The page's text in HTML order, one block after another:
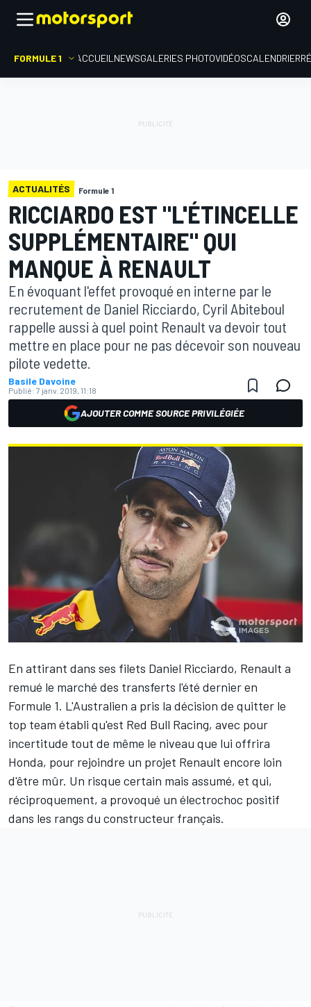
FORMULE 1 ACCUEIL NEWSGALERIES PHOTOVIDÉOSCALENDRIER
ACTUALITÉS Formule 1
RICCIARDO EST "L'ÉTINCELLE
SUPPLÉMENTAIRE" QUI
MANQUE À RENAULT
En évoquant l'effet provoqué en interne par le
recrutement de Daniel Ricciardo, Cyril Abiteboul
rappelle aussi à quel point Renault va devoir tout
mettre en place pour ne pas décevoir son nouveau
pilote vedette.
Basile Davoine
Publié: 7 janv. 2019, 11:18
AJOUTER COMME SOURCE PRIVILÉGIÉE
En attirant dans ses filets Daniel Ricciardo, Renault a
remué le marché des transferts l'été dernier en
Formule 1. L'Australien a pris la décision de quitter le
top team établi qu'est Red Bull Racing, avec pour
incertitude tout de même le niveau que lui offrira
Honda, pour rejoindre un projet Renault encore loin
d'être mûr. Un risque certain mais assumé, et qui,
réciproquement, a provoqué un électrochoc positif
dans les rangs du constructeur français.